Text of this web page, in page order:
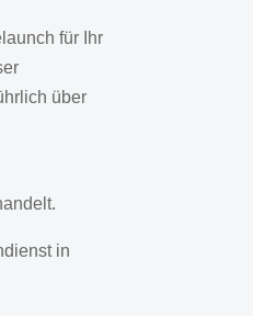
für Ihr
über
in